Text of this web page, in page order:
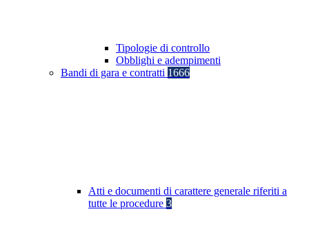
Tipologie di controllo
Obblighi e adempimenti
Bandi di gara e contratti 1666
Atti e documenti di carattere generale riferiti a
tutte le procedure 3